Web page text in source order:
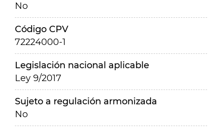
No
Código CPV
72224000-1
Legislación nacional aplicable
Ley 9/2017
Sujeto a regulación armonizada
No